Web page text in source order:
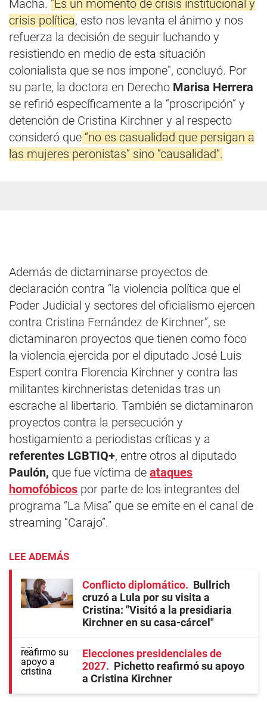
Macha. "Es un momento de crisis institucional y
crisis política, esto nos levanta el ánimo y nos
refuerza la decisión de seguir luchando y
resistiendo en medio de esta situación
colonialista que se nos impone", concluyó. Por
su parte, la doctora en Derecho Marisa Herrera
se refirió específicamente a la “proscripción” y
detención de Cristina Kirchner y al respecto
consideró que “no es casualidad que persigan a
las mujeres peronistas” sino “causalidad”.
Además de dictaminarse proyectos de
declaración contra “la violencia política que el
Poder Judicial y sectores del oficialismo ejercen
contra Cristina Fernández de Kirchner”, se
dictaminaron proyectos que tienen como foco
la violencia ejercida por el diputado José Luis
Espert contra Florencia Kirchner y contra las
militantes kirchneristas detenidas tras un
escrache al libertario. También se dictaminaron
proyectos contra la persecución y
hostigamiento a periodistas críticas y a
referentes LGBTIQ+, entre otros al diputado
Paulón, que fue víctima de ataques
homofóbicos por parte de los integrantes del
programa “La Misa” que se emite en el canal de
streaming “Carajo”.
LEE ADEMÁS
Conflicto diplomático
Bullrich
cruzó a Lula por su visita a
Cristina: "Visitó a la presidiaria
Kirchner en su casa-cárcel"
Elecciones presidenciales de
2027
Pichetto reafirmó su apoyo
a Cristina Kirchner